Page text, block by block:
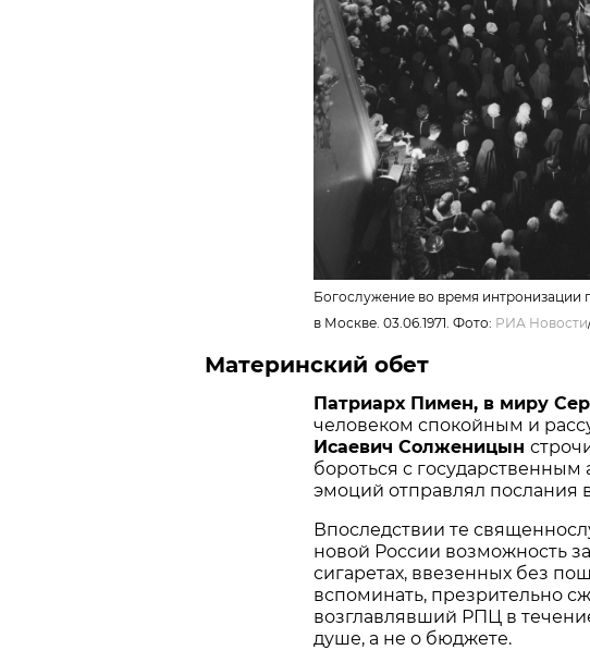
Богослужение во время интронизации
в Москве. 03.06.1971. Фото: РИА Новости
Материнский обет
Патриарх Пимен, в миру
человеком спокойным и
Исаевич Солженицын
бороться с
эмоций отправлял послания
Впоследствии те
новой России возможность
сигаретах, ввезенных без
вспоминать, презрительно
возглавлявший РПЦ в
душе, а не о бюджете.